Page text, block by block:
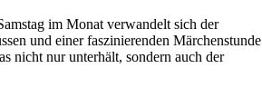
im Monat verwandelt sich der
und einer faszinierenden Märchenstunde
nicht nur unterhält, sondern auch der